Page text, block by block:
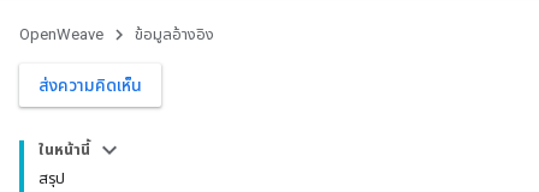
OpenWeave ข้อมูลอ้างอิง
ส่งความคิดเห็น
ในหน้านี้
สรุป